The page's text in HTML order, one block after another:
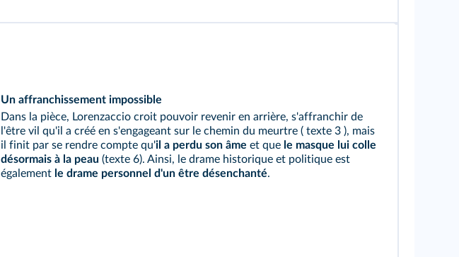
Un affranchissement impossible
Dans la pièce, Lorenzaccio croit pouvoir revenir en arrière, s'affranchir de
l'être vil qu'il a créé en s'engageant sur le chemin du meurtre ( texte 3 ), mais
il finit par se rendre compte qu'il a perdu son âme et que le masque lui colle
désormais à la peau (texte 6). Ainsi, le drame historique et politique est
également le drame personnel d'un être désenchanté.